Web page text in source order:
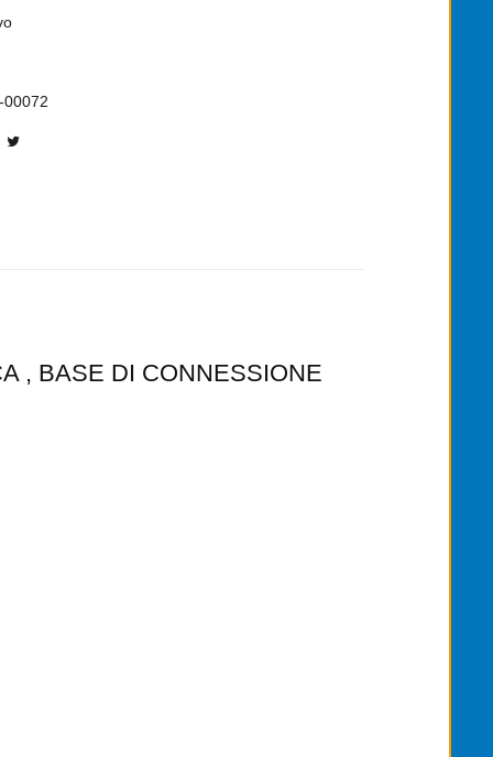
00072
, BASE DI CONNESSIONE